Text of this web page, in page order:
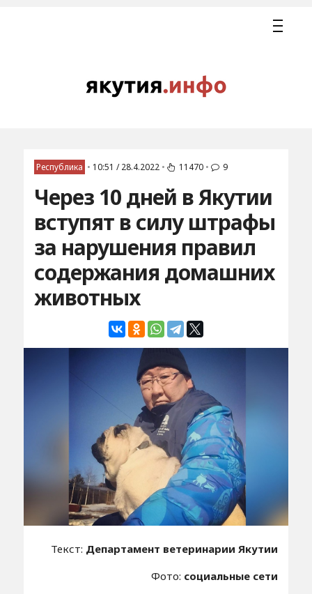
Республика • 10:51 / 28.4.2022 • 11470 • 9
Через 10 дней в Якутии
вступят в силу штрафы
за нарушения правил
содержания домашних
животных
Текст: Департамент ветеринарии Якутии
Фото: социальные сети